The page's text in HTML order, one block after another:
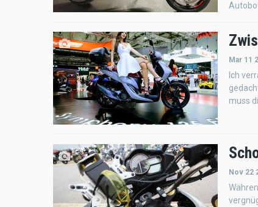
Mar 11
Ich
muss
Nov 22